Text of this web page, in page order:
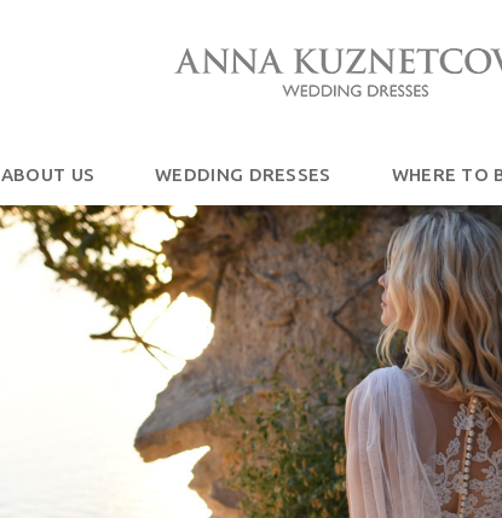
ABOUT US WEDDING DRESSES WHERE TO